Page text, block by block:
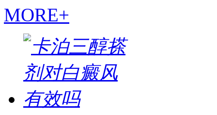
MORE+